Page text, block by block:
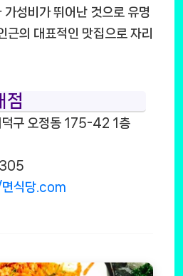
가성비가 뛰어난 것으로 유명
근의 대표적인 맛집으로 자리
점
덕구 오정동 175-42 1층
식당.com